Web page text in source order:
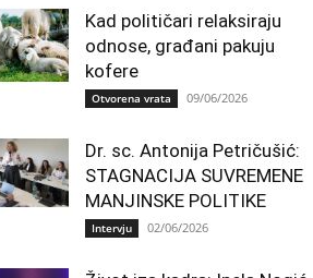
Kad političari relaksiraju
odnose, građani pakuju
kofere
Otvorena vrata 09/06/2026
Dr. sc. Antonija Petričušić:
STAGNACIJA SUVREMENE
MANJINSKE POLITIKE
Intervju 02/06/2026